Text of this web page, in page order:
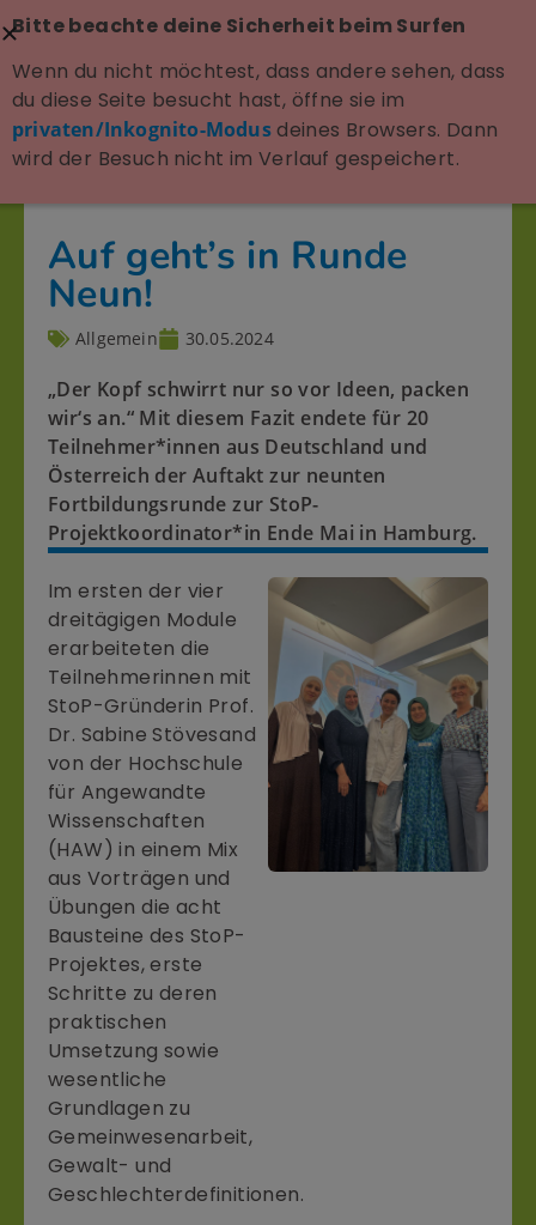
Auf geht’s in Runde
Neun!
Allgemein 30.05.2024
„Der Kopf schwirrt nur so vor Ideen, packen
wir‘s an.“ Mit diesem Fazit endete für 20
Teilnehmer*innen aus Deutschland und
Österreich der Auftakt zur neunten
Fortbildungsrunde zur StoP-
Projektkoordinator*in Ende Mai in Hamburg.
Im ersten der vier
dreitägigen Module
erarbeiteten die
Teilnehmerinnen mit
StoP-Gründerin Prof.
Dr. Sabine Stövesand
von der Hochschule
für Angewandte
Wissenschaften
(HAW) in einem Mix
aus Vorträgen und
Übungen die acht
Bausteine des StoP-
Projektes, erste
Schritte zu deren
praktischen
Umsetzung sowie
wesentliche
Grundlagen zu
Gemeinwesenarbeit,
Gewalt- und
Geschlechterdefinitionen.
Bitte beachte deine Sicherheit beim Surfen
Wenn du nicht möchtest, dass andere sehen, dass
du diese Seite besucht hast, öffne sie im
privaten/Inkognito-Modusdeines Browsers. Dann
wird der Besuch nicht im Verlauf gespeichert.